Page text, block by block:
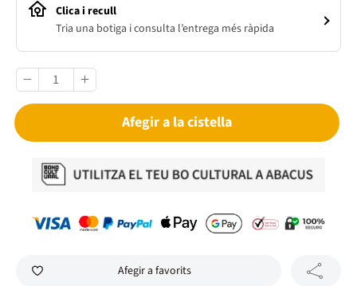
Clica i recull
Tria una botiga i consulta l’entrega més ràpida
Afegir a la cistella
Afegir a favorits